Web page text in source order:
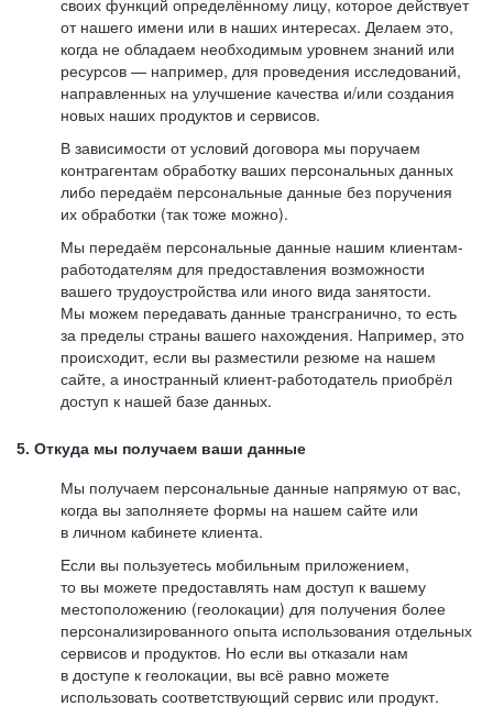
своих функций определённому лицу, которое действует
от нашего имени или в наших интересах. Делаем это,
когда не обладаем необходимым уровнем знаний или
ресурсов — например, для проведения исследований,
направленных на улучшение качества и/или создания
новых наших продуктов и сервисов.
В зависимости от условий договора мы поручаем
контрагентам обработку ваших персональных данных
либо передаём персональные данные без поручения
их обработки (так тоже можно).
Мы передаём персональные данные нашим клиентам-
работодателям для предоставления возможности
вашего трудоустройства или иного вида занятости.
Мы можем передавать данные трансгранично, то есть
за пределы страны вашего нахождения. Например, это
происходит, если вы разместили резюме на нашем
сайте, а иностранный клиент-работодатель приобрёл
доступ к нашей базе данных.
5. Откуда мы получаем ваши данные
Мы получаем персональные данные напрямую от вас,
когда вы заполняете формы на нашем сайте или
в личном кабинете клиента.
Если вы пользуетесь мобильным приложением,
то вы можете предоставлять нам доступ к вашему
местоположению (геолокации) для получения более
персонализированного опыта использования отдельных
сервисов и продуктов. Но если вы отказали нам
в доступе к геолокации, вы всё равно можете
использовать соответствующий сервис или продукт.